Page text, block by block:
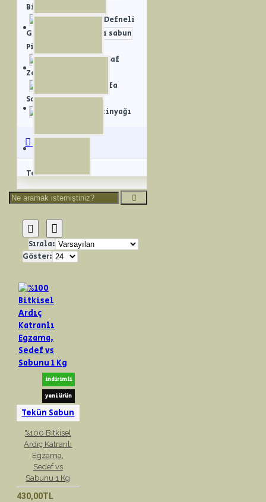
Bitkisel Sabunlar
Defneli
Garlı
Pirinalı sabun
Saf
Zeytinyağlı
Şifa
Sabunları
Zeytinyağı
Üreticiler
Tekün Sabun
Sırala:
Göster:
indirimli
yeni ürün
Tekün Sabun
%100 Bitkisel
Ardıç Katranlı
Egzama,
Sedef vs
Sabunu 1 Kg
430,00TL